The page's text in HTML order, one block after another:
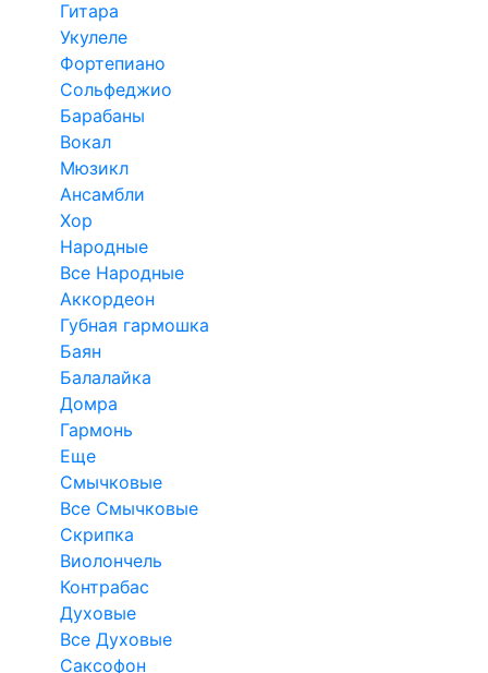
Гитара
Укулеле
Фортепиано
Сольфеджио
Барабаны
Вокал
Мюзикл
Ансамбли
Хор
Народные
Все Народные
Аккордеон
Губная гармошка
Баян
Балалайка
Домра
Гармонь
Еще
Смычковые
Все Смычковые
Скрипка
Виолончель
Контрабас
Духовые
Все Духовые
Саксофон